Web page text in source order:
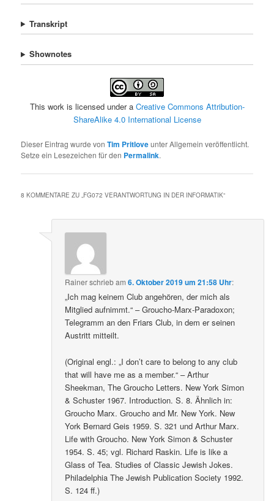
Transkript
Shownotes
This work is licensed under a Creative Commons Attribution-
ShareAlike 4.0 International License
Dieser Eintrag wurde vonTim Pritloveunter Allgemein veröffentlicht.
Setze ein Lesezeichen für den Permalink.
8 KOMMENTARE ZU „FG072 VERANTWORTUNG IN DER INFORMATIK“
Rainerschriebam6. Oktober 2019 um 21:58 Uhr:
„Ich mag keinem Club angehören, der mich als
Mitglied aufnimmt.“ – Groucho-Marx-Paradoxon;
Telegramm an den Friars Club, in dem er seinen
Austritt mitteilt.
(Original engl.: „I don’t care to belong to any club
that will have me as a member.“ – Arthur
Sheekman, The Groucho Letters. New York Simon
& Schuster 1967. Introduction. S. 8. Ähnlich in:
Groucho Marx. Groucho and Mr. New York. New
York Bernard Geis 1959. S. 321 und Arthur Marx.
Life with Groucho. New York Simon & Schuster
1954. S. 45; vgl. Richard Raskin. Life is like a
Glass of Tea. Studies of Classic Jewish Jokes.
Philadelphia The Jewish Publication Society 1992.
S. 124 ff.)